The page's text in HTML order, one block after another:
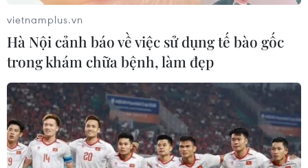
vietnamplus.vn
Hà Nội cảnh báo về việc sử dụng tế bào gốc
trong khám chữa bệnh, làm đẹp